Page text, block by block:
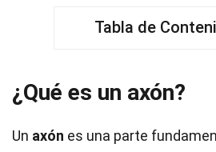
Tabla de
¿Qué es un axón?
Un axón es una parte